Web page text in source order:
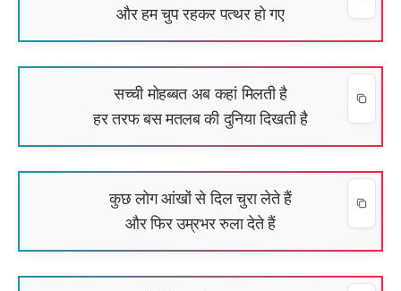
और हम चुप रहकर पत्थर हो गए
सच्ची मोहब्बत अब कहां मिलती है
हर तरफ बस मतलब की दुनिया दिखती है
कुछ लोग आंखों से दिल चुरा लेते हैं
और फिर उम्रभर रुला देते हैं